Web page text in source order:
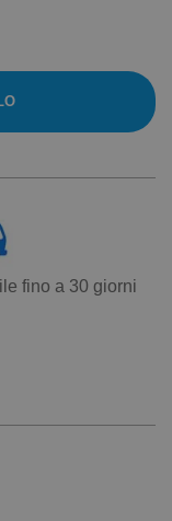
fino a 30 giorni